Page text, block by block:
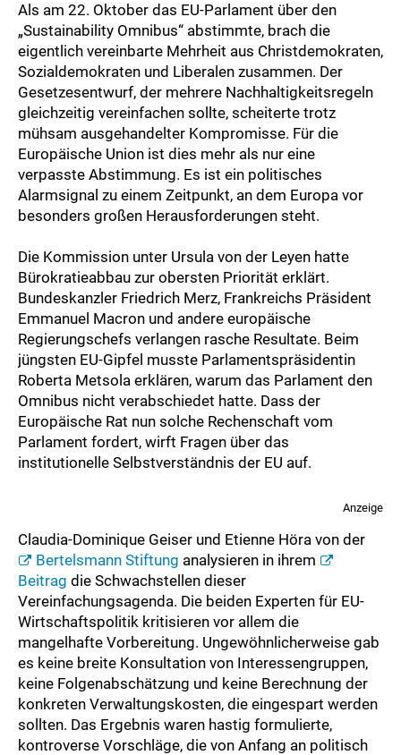
Als am 22. Oktober das EU-Parlament über den
„Sustainability Omnibus“ abstimmte, brach die
eigentlich vereinbarte Mehrheit aus Christdemokraten,
Sozialdemokraten und Liberalen zusammen. Der
Gesetzesentwurf, der mehrere Nachhaltigkeitsregeln
gleichzeitig vereinfachen sollte, scheiterte trotz
mühsam ausgehandelter Kompromisse. Für die
Europäische Union ist dies mehr als nur eine
verpasste Abstimmung. Es ist ein politisches
Alarmsignal zu einem Zeitpunkt, an dem Europa vor
besonders großen Herausforderungen steht.
Die Kommission unter Ursula von der Leyen hatte
Bürokratieabbau zur obersten Priorität erklärt.
Bundeskanzler Friedrich Merz, Frankreichs Präsident
Emmanuel Macron und andere europäische
Regierungschefs verlangen rasche Resultate. Beim
jüngsten EU-Gipfel musste Parlamentspräsidentin
Roberta Metsola erklären, warum das Parlament den
Omnibus nicht verabschiedet hatte. Dass der
Europäische Rat nun solche Rechenschaft vom
Parlament fordert, wirft Fragen über das
institutionelle Selbstverständnis der EU auf.
Anzeige
Claudia-Dominique Geiser und Etienne Höra von der
Bertelsmann Stiftung analysieren in ihrem
Beitrag die Schwachstellen dieser
Vereinfachungsagenda. Die beiden Experten für EU-
Wirtschaftspolitik kritisieren vor allem die
mangelhafte Vorbereitung. Ungewöhnlicherweise gab
es keine breite Konsultation von Interessengruppen,
keine Folgenabschätzung und keine Berechnung der
konkreten Verwaltungskosten, die eingespart werden
sollten. Das Ergebnis waren hastig formulierte,
kontroverse Vorschläge, die von Anfang an politisch